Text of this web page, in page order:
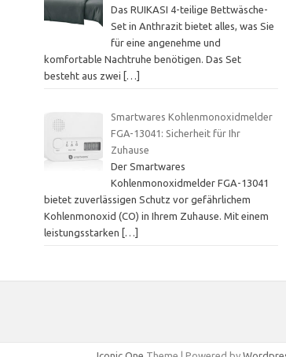
Das RUIKASI 4-teilige Bettwäsche-
Set in Anthrazit bietet alles, was Sie
für eine angenehme und
komfortable Nachtruhe benötigen. Das Set
besteht aus zwei
[…]
Smartwares Kohlenmonoxidmelder
FGA-13041: Sicherheit für Ihr
Zuhause
Der Smartwares
Kohlenmonoxidmelder FGA-13041
bietet zuverlässigen Schutz vor gefährlichem
Kohlenmonoxid (CO) in Ihrem Zuhause. Mit einem
leistungsstarken
[…]